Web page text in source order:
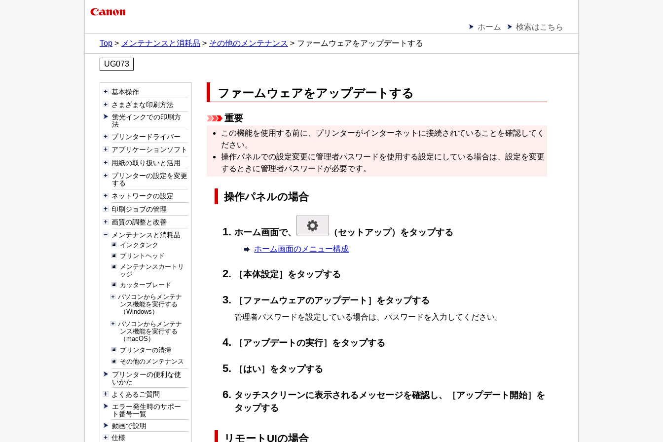
ホーム
検索はこちら
Top
メンテナンスと消耗品 その他のメンテナンス ファームウェアをアップデートする
UG073
基本操作
さまざまな印刷方法
蛍光インクでの印刷方
法
プリンタードライバー
アプリケーションソフト
用紙の取り扱いと活用
プリンターの設定を変更
する
ネットワークの設定
印刷ジョブの管理
画質の調整と改善
メンテナンスと消耗品
インクタンク
プリントヘッド
メンテナンスカートリ
ッジ
カッターブレード
パソコンからメンテナ
ンス機能を実行する
（Windows）
パソコンからメンテナ
ンス機能を実行する
（macOS）
プリンターの清掃
その他のメンテナンス
プリンターの便利な使
いかた
よくあるご質問
エラー発生時のサポー
ト番号一覧
動画で説明
仕様
ファームウェアをアップデートする
重要
この機能を使用する前に、プリンターがインターネットに接続されていることを確認してく
ださい。
操作パネルでの設定変更に管理者パスワードを使用する設定にしている場合は、設定を変更
するときに管理者パスワードが必要です。
操作パネルの場合
ホーム画面で、 （セットアップ）をタップする
ホーム画面のメニュー構成
［本体設定］をタップする
［ ファームウェアのアップデート ］をタップする
管理者パスワードを設定している場合は、パスワードを入力してください。
［アップデートの実行］をタップする
［はい］をタップする
タッチスクリーンに表示されるメッセージを確認し、［アップデート開始］を
タップする
リモートUIの場合